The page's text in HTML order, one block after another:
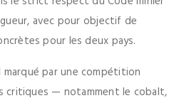
avec pour objectif de
pour les deux pays.
par une compétition
critiques — notamment le cobalt,